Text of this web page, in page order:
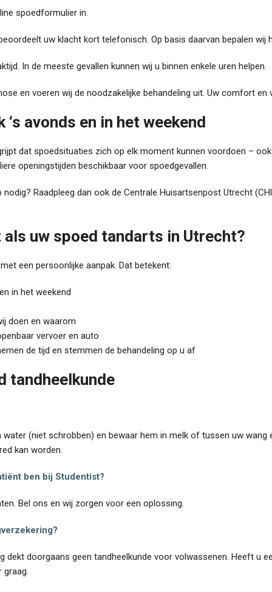
spoedformulier in.
uw klacht kort telefonisch. Op basis daarvan bepalen wij
In de meeste gevallen kunnen wij u binnen enkele uren helpen.
en voeren wij de noodzakelijke behandeling uit. Uw comfort en
‘s avonds en in het weekend
dat spoedsituaties zich op elk moment kunnen voordoen –
openingstijden beschikbaar voor spoedgevallen.
Raadpleeg dan ook de Centrale Huisartsenpost Utrecht
als uw spoed tandarts in Utrecht?
een persoonlijke aanpak. Dat betekent:
in het weekend
doen en waarom
vervoer en auto
de tijd en stemmen de behandeling op u af
tandheelkunde
(niet schrobben) en bewaar hem in melk of tussen uw wang
kan worden.
ben bij Studentist?
Bel ons en wij zorgen voor een oplossing.
dekt doorgaans geen tandheelkunde voor volwassenen. Heeft u
graag.